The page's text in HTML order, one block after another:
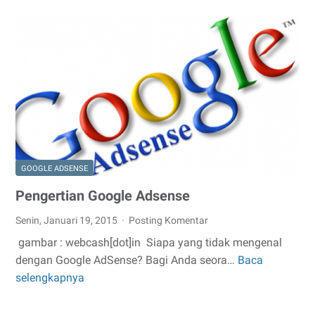
GOOGLE ADSENSE
Pengertian Google Adsense
Senin, Januari 19, 2015 Posting Komentar
gambar : webcash[dot]in Siapa yang tidak mengenal
dengan Google AdSense? Bagi Anda seora… Baca
selengkapnya
Pengertian